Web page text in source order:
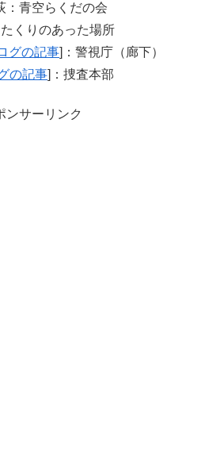
：青空らくだの会
くりのあった場所
グの記事]：警視庁（廊下）
の記事]：捜査本部
ンサーリンク